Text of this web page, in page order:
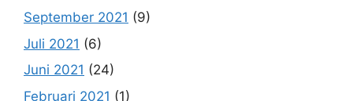
September 2021 (9)
Juli 2021 (6)
Juni 2021 (24)
Februari 2021 (1)